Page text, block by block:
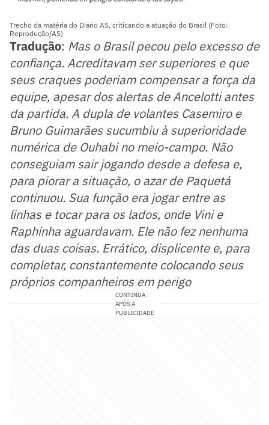
Trecho da matéria do Diario AS, criticando a atuação do Brasil (Foto:
Reprodução/AS)
Tradução: Mas o Brasil pecou pelo excesso de
confiança. Acreditavam ser superiores e que
seus craques poderiam compensar a força da
equipe, apesar dos alertas de Ancelotti antes
da partida. A dupla de volantes Casemiro e
Bruno Guimarães sucumbiu à superioridade
numérica de Ouhabi no meio-campo. Não
conseguiam sair jogando desde a defesa e,
para piorar a situação, o azar de Paquetá
continuou. Sua função era jogar entre as
linhas e tocar para os lados, onde Vini e
Raphinha aguardavam. Ele não fez nenhuma
das duas coisas. Errático, displicente e, para
completar, constantemente colocando seus
próprios companheiros em perigo
CONTINUA
APÓS A
PUBLICIDADE